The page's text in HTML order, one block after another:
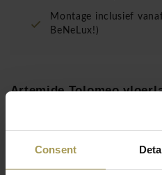
Consent
Montage inclusief
BeNeLux!)
Artemide Tolomeo
van de meest
Als tafelvariant als staande